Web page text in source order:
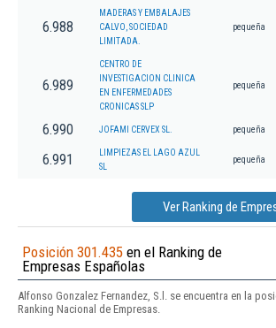
6.988
MADERAS Y EMBALAJES
CALVO, SOCIEDAD
LIMITADA.
pequeña
6.989
CENTRO DE
INVESTIGACION CLINICA
EN ENFERMEDADES
CRONICAS SLP
pequeña
6.990 JOFAMI CERVEX SL. pequeña
6.991
LIMPIEZAS EL LAGO AZUL
SL
pequeña
Ver Ranking de
Posición 301.435 en el Ranking de
Empresas Españolas
Alfonso Gonzalez Fernandez, S.l. se encuentra en la
Ranking Nacional de Empresas.